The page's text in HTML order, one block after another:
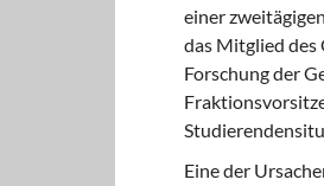
einer
das Mitglied des
Forschung der
Eine der